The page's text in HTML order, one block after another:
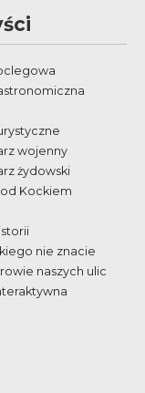
wojenny
żydowski
Kockiem
nie znacie
naszych ulic